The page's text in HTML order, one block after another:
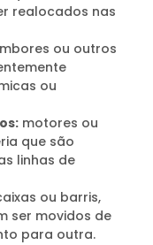
realocados nas
ou outros
ou
motores ou
que são
linhas de
ou barris,
ser movidos de
para outra.